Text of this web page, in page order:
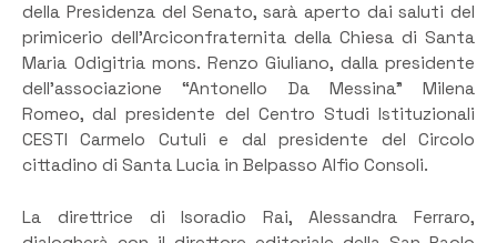
della Presidenza del Senato, sarà aperto dai saluti del
primicerio dell’Arciconfraternita della Chiesa di Santa
Maria Odigitria mons. Renzo Giuliano, dalla presidente
dell’associazione “Antonello Da Messina” Milena
Romeo, dal presidente del Centro Studi Istituzionali
CESTI Carmelo Cutuli e dal presidente del Circolo
cittadino di Santa Lucia in Belpasso Alfio Consoli.
La direttrice di Isoradio Rai, Alessandra Ferraro,